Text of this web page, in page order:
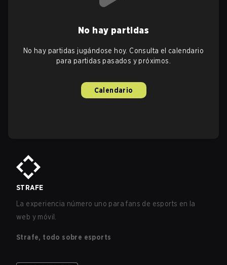
No hay partidas
No hay partidas jugándose hoy. Consulta el calendario
para partidas pasados y próximos.
Calendario
STRAFE
La experiencia número uno para fans de esports en la
web y móvil.
Strafe, todo sobre esports